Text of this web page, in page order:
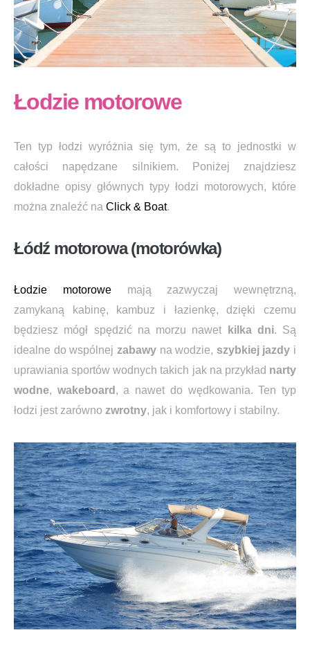
Łodzie motorowe
Ten typ łodzi wyróżnia się tym, że są to jednostki w
całości napędzane silnikiem. Poniżej znajdziesz
dokładne opisy głównych typy łodzi motorowych, które
można znaleźć na Click & Boat.
Łódź motorowa (motorówka)
Łodzie motorowemają zazwyczaj wewnętrzną,
zamykaną kabinę, kambuz i łazienkę, dzięki czemu
będziesz mógł spędzić na morzu nawet
kilka dni. Są
idealne do wspólnej zabawyna wodzie, szybkiej jazdy i
uprawiania sportów wodnych takich jak na przykład narty
wodne, wakeboard , a nawet do wędkowania. Ten typ
łodzi jest zarówno zwrotny, jak i komfortowy i stabilny.